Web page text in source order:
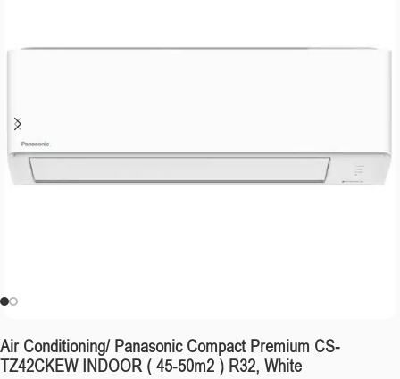
Air Conditioning/ Panasonic Compact Premium CS-
TZ42CKEW INDOOR ( 45-50m2 ) R32, White